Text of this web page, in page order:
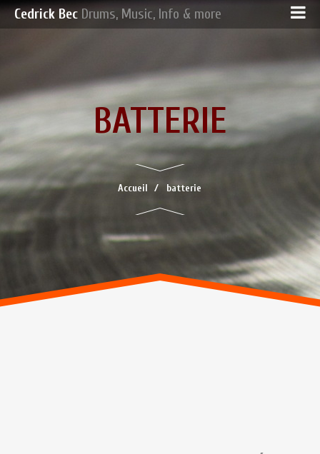
Cedrick Bec Drums, Music, Info & more
BATTERIE
Accueil batterie